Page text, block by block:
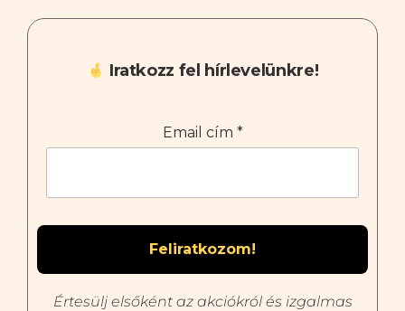
Iratkozz fel hírlevelünkre!
Email cím *
Értesülj elsőként az akciókról és izgalmas